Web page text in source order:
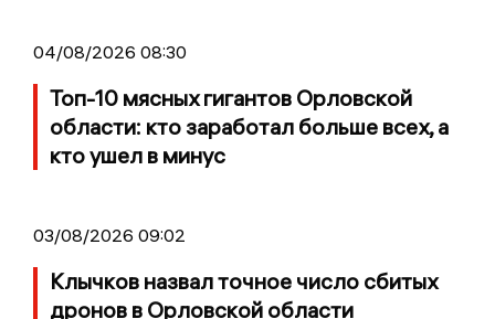
04/08/2026 08:30
Топ-10 мясных гигантов Орловской
области: кто заработал больше всех, а
кто ушел в минус
03/08/2026 09:02
Клычков назвал точное число сбитых
дронов в Орловской области